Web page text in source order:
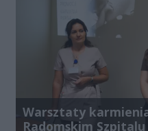
Warsztaty
Radomskim Szpitalu